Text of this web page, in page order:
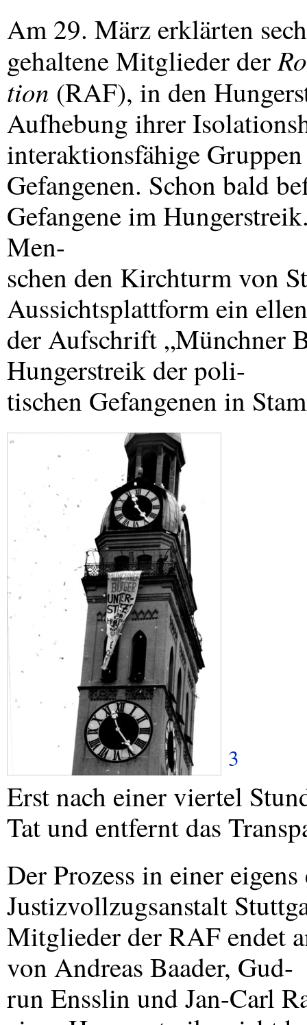
Am 29. März erklärten
gehaltene Mitglieder der
tion (RAF), in den
Aufhebung ihrer
interaktionsfähige
Gefangenen. Schon bald
Gefangene im
Men-
schen den Kirchturm von
Aussichtsplattform ein
der Aufschrift „Münchner
Hungerstreik der poli-
tischen Gefangenen in
3
Erst nach einer viertel
Tat und entfernt das
Der Prozess in einer
Justizvollzugsanstalt
Mitglieder derRAF endet
von Andreas Baader, Gud-
run Ensslin und Jan-Carl